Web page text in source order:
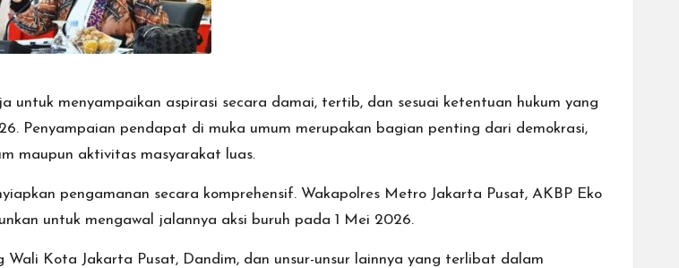
untuk menyampaikan aspirasi secara damai, tertib, dan sesuai ketentuan hukum yang
Penyampaian pendapat di muka umum merupakan bagian penting dari demokrasi,
maupun aktivitas masyarakat luas.
pengamanan secara komprehensif. Wakapolres Metro Jakarta Pusat, AKBP Eko
untuk mengawal jalannya aksi buruh pada 1 Mei 2026.
Kota Jakarta Pusat, Dandim, dan unsur-unsur lainnya yang terlibat dalam